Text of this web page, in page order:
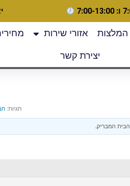
המלצות אזורי שירות
יצירת קשר
תגיות:
הבית המבריק.